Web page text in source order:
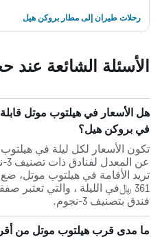
رحلات طيران إلى مطار بروكن هيل
الأسئلة الشائعة
في بروكن هيل؟
تريد الأقامة في هيلتوب موتل،
361 ﷼في الليلة ، والتي
فندق بتصنيف 3-نجوم.
ما مدى قرب هيلتوب موتل من